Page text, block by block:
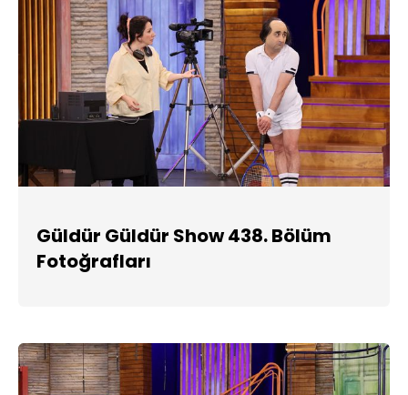
Güldür Güldür Show 438. Bölüm
Fotoğrafları